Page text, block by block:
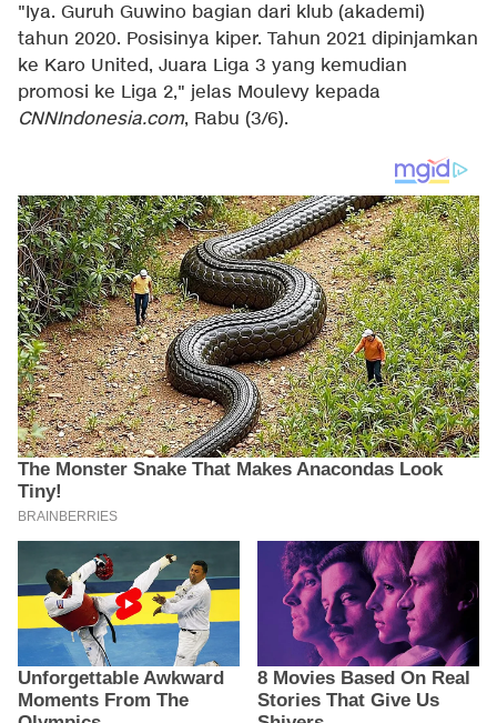
"Iya. Guruh Guwino bagian dari klub (akademi)
tahun 2020. Posisinya kiper. Tahun 2021 dipinjamkan
ke Karo United, Juara Liga 3 yang kemudian
promosi ke Liga 2," jelas Moulevy kepada
CNNIndonesia.com, Rabu (3/6).